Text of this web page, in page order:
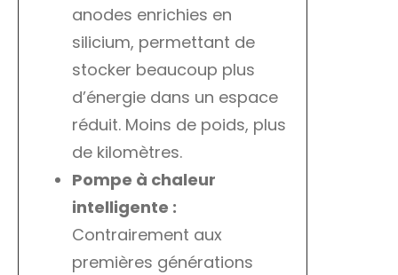
anodes enrichies en
silicium, permettant de
stocker beaucoup plus
d’énergie dans un espace
réduit. Moins de poids, plus
de kilomètres.
Pompe à chaleur
intelligente :
Contrairement aux
premières générations